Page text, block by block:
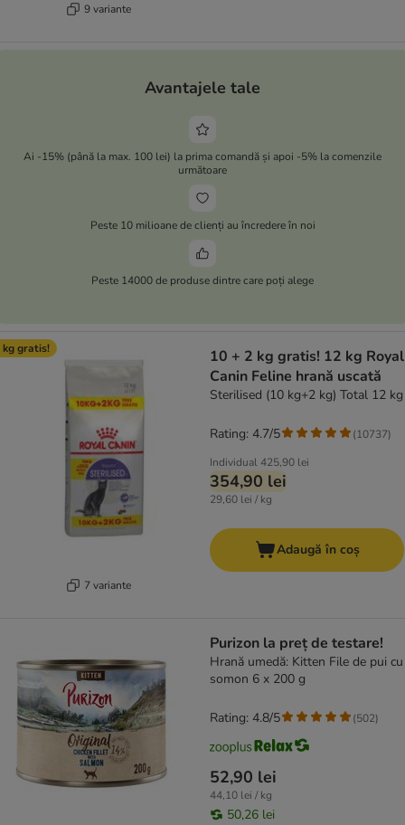
9 variante
Avantajele tale
Ai -15% (până la max. 100 lei) la prima comandă și apoi -5% la comenzile
următoare
Peste 10 milioane de clienți au încredere în noi
Peste 14000 de produse dintre care poți alege
kg gratis!
7 variante
10 + 2 kg gratis! 12 kg Royal
Canin Feline hrană uscată
Sterilised (10 kg+2 kg) Total 12 kg
Individual425,90 lei
354,90 lei
29,60 lei / kg
Rating: 4.7/5 (10737)
Adaugă în coș
Purizon la preț de testare!
Hrană umedă: Kitten File de pui cu
somon 6 x 200 g
52,90 lei
44,10 lei / kg
50,26 lei
Rating: 4.8/5 (502)